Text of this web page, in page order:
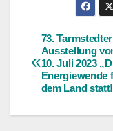
73. Tarmstedter
Ausstellung
10. Juli 2023
Energiewende
dem Land